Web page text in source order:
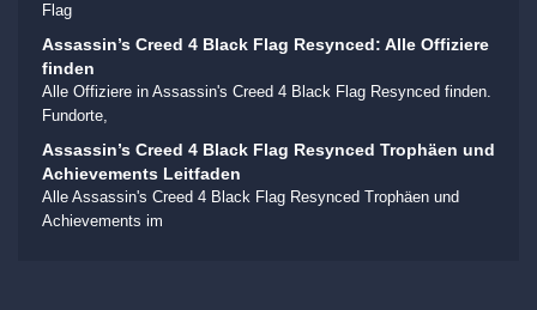
Flag
Assassin’s Creed 4 Black Flag Resynced: Alle Offiziere
finden
Alle Offiziere in Assassin's Creed 4 Black Flag Resynced finden.
Fundorte,
Assassin’s Creed 4 Black Flag Resynced Trophäen und
Achievements Leitfaden
Alle Assassin's Creed 4 Black Flag Resynced Trophäen und
Achievements im